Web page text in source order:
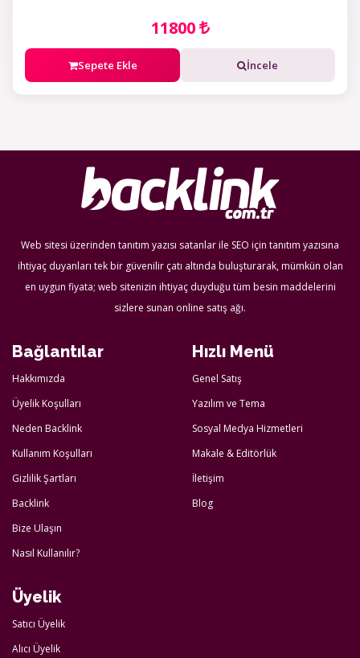
11800
Sepete Ekle İncele
Web sitesi üzerinden tanıtım yazısı satanlar ile SEO için tanıtım yazısına
ihtiyaç duyanları tek bir güvenilir çatı altında buluşturarak, mümkün olan
en uygun fiyata; web sitenizin ihtiyaç duyduğu tüm besin maddelerini
sizlere sunan online satış ağı.
Bağlantılar
Hakkımızda
Üyelik Koşulları
Neden Backlink
Kullanım Koşulları
Gizlilik Şartları
Backlink
Bize Ulaşın
Nasıl Kullanılır?
Hızlı Menü
Genel Satış
Yazılım ve Tema
Sosyal Medya Hizmetleri
Makale & Editörlük
İletişim
Blog
Üyelik
Satıcı Üyelik
Alıcı Üyelik